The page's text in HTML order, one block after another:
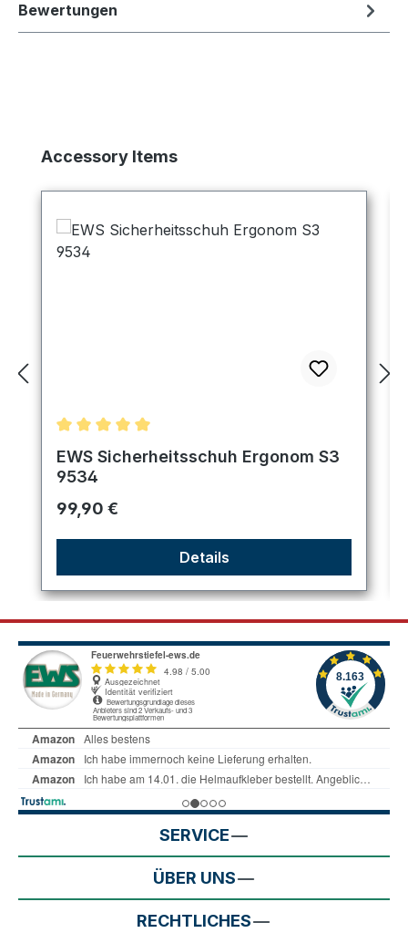
Bewertungen
Produktgalerie überspringen
Accessory Items
Durchschnittliche Bewertung von 5 von 5 Sternen
EWS Sicherheitsschuh Ergonom S3
9534
Regulärer Preis:
99,90 €
Details
SERVICE
ÜBER UNS
RECHTLICHES